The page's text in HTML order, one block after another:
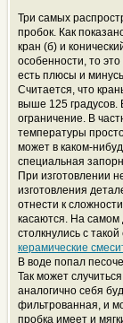
Три самых
пробок. Как
кран (б) и
особенности, то
есть плюсы и
Считается, что
выше 125 градусов.
ограничение. В
температуры
может в каком-
специальная
При изготовлении
изготовления
отнести к
касаются. На самом
столкнулись с
керамические
В воде попал
Так может
аналогично себя
фильтрованная, и
пробка имеет и